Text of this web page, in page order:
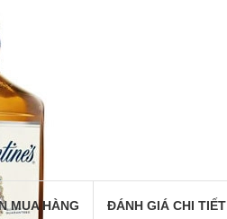
MUA HÀNG ĐÁNH GIÁ CHI TIẾT